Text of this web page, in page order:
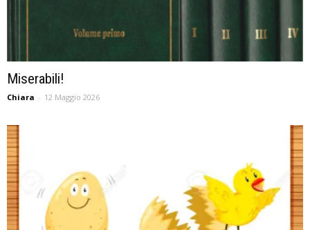
Miserabili!
Chiara - 12 Maggio 2026